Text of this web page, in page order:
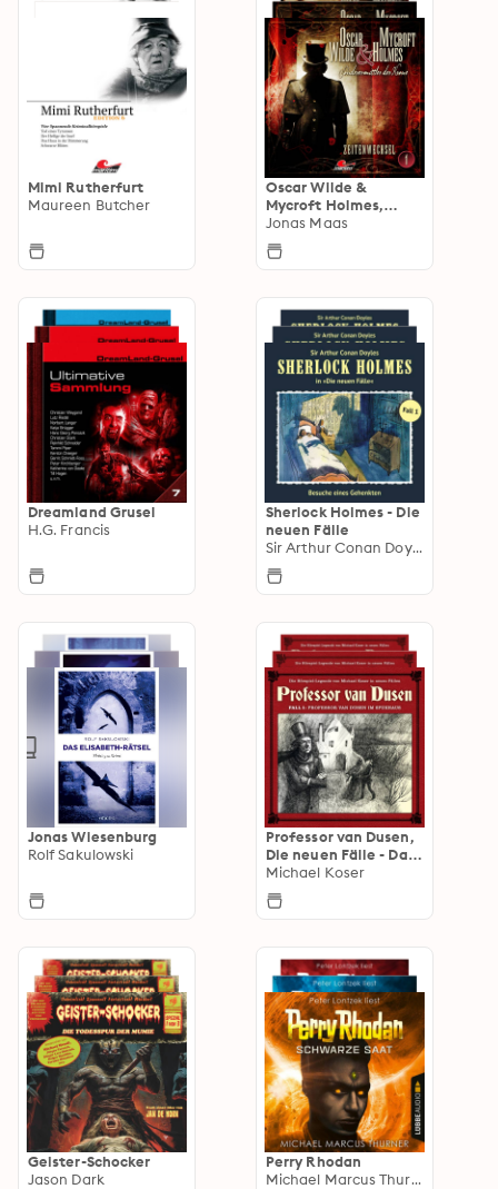
Mimi Rutherfurt
Maureen Butcher
Oscar Wilde &
Mycroft Holmes,
Sonderermittler der
Krone
Jonas Maas
Dreamland Grusel
H.G. Francis
Sherlock Holmes - Die
neuen Fälle
Sir Arthur Conan Doyle
Jonas Wiesenburg
Rolf Sakulowski
Professor van Dusen,
Die neuen Fälle - Das
Hörspiel
Michael Koser
Geister-Schocker
Jason Dark
Perry Rhodan
Michael Marcus Thurner